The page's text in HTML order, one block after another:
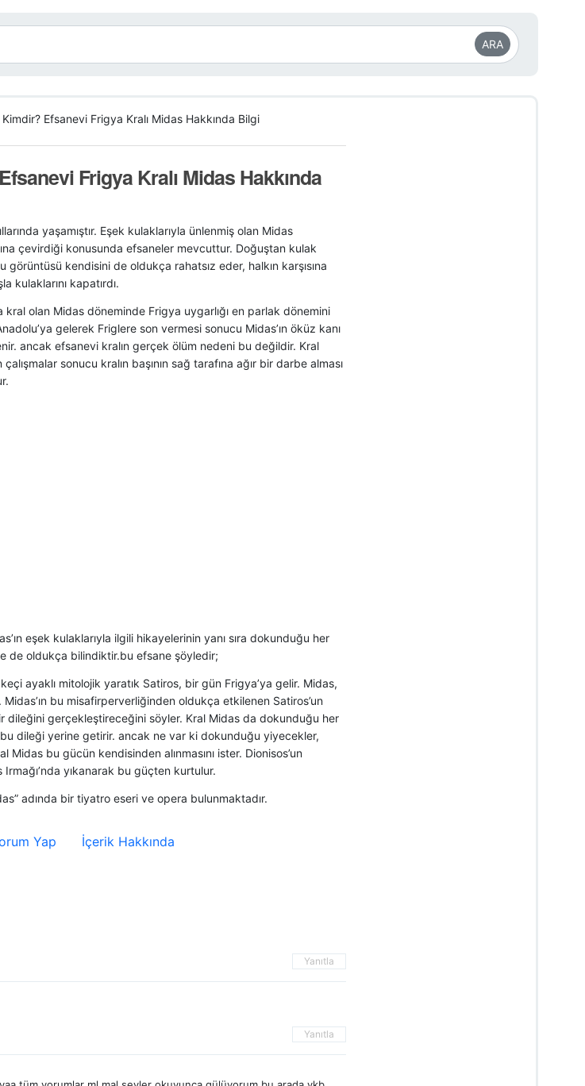
ARA
Efsanevi Frigya Kralı Midas Hakkında Bilgi
Frigya Kralı Midas Hakkında
yaşamıştır. Eşek kulaklarıyla ünlenmiş olan Midas
çevirdiği konusunda efsaneler mevcuttur. Doğuştan kulak
görüntüsü kendisini de oldukça rahatsız eder, halkın karşısına
kulaklarını kapatırdı.
kral olan Midas döneminde Frigya uygarlığı en parlak dönemini
gelerek Friglere son vermesi sonucu Midas’ın öküz kanı
ancak efsanevi kralın gerçek ölüm nedeni bu değildir. Kral
sonucu kralın başının sağ tarafına ağır bir darbe alması
eşek kulaklarıyla ilgili hikayelerinin yanı sıra dokunduğu her
de oldukça bilindiktir.bu efsane şöyledir;
ayaklı mitolojik yaratık Satiros, bir gün Frigya’ya gelir. Midas,
Midas’ın bu misafirperverliğinden oldukça etkilenen Satiros’un
dileğini gerçekleştireceğini söyler. Kral Midas da dokunduğu her
bu dileği yerine getirir. ancak ne var ki dokunduğu yiyecekler,
Midas bu gücün kendisinden alınmasını ister. Dionisos’un
yıkanarak bu güçten kurtulur.
adında bir tiyatro eseri ve opera bulunmaktadır.
Yap İçerik Hakkında
Yanıtla
Yanıtla